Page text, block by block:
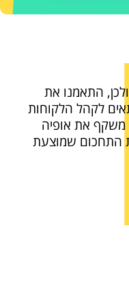
התאמנו את
לקהל הלקוחות
משקף את אופיה
התחכום שמוצעת